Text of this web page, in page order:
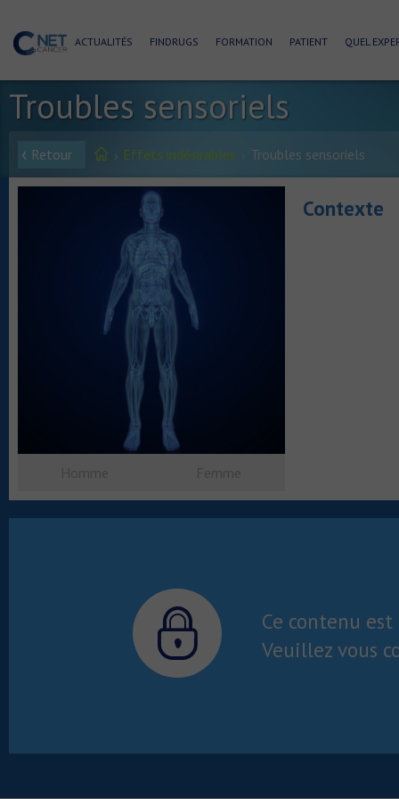
ACTUALITÉS FINDRUGS FORMATION PATIENT QUEL
Troubles sensoriels
Retour Effets indésirables Troubles sensoriels
Contexte
Ce contenu
Veuillez vous